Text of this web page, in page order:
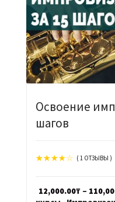
Освоение
шагов
( 1 ОТЗЫВЫ )
12,000.00₸ –